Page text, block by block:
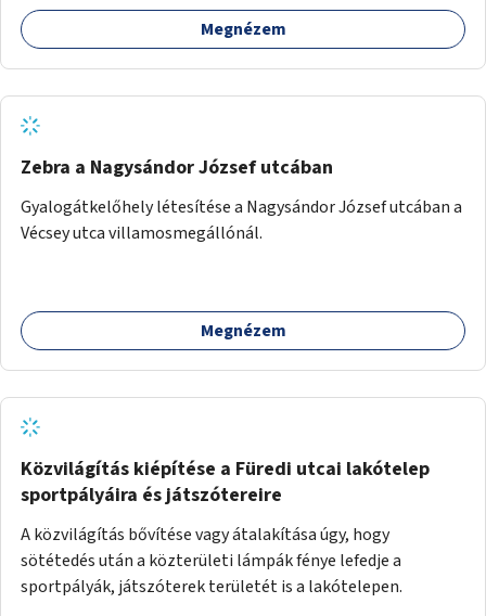
Megnézem
Zebra a Nagysándor József utcában
Gyalogátkelőhely létesítése a Nagysándor József utcában a
Vécsey utca villamosmegállónál.
Megnézem
Közvilágítás kiépítése a Füredi utcai lakótelep
sportpályáira és játszótereire
A közvilágítás bővítése vagy átalakítása úgy, hogy
sötétedés után a közterületi lámpák fénye lefedje a
sportpályák, játszóterek területét is a lakótelepen.